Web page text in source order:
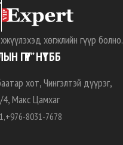
хөгжлийн гүүр болно.
ГҮҮР” НҮТББ
хот, Чингэлтэй дүүрэг,
Макс Цамхаг
+976-8031-7678